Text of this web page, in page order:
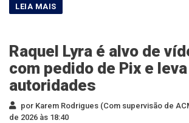
Raquel Lyra é alvo de
com pedido de Pix e
autoridades
por Karem Rodrigues (Com supervisão de
de 2026 às 18:40